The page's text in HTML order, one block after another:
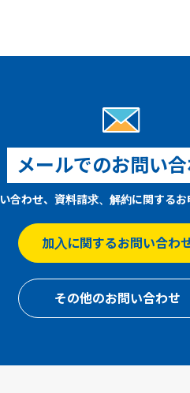
メールでのお問い
合わせ、資料請求、解約に関する
加入に関するお問い合わ
その他のお問い合わせ